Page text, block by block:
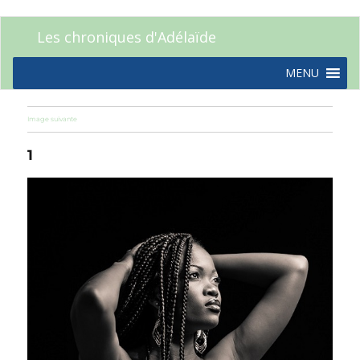
Les chroniques d'Adélaïde
MENU
Image suivante
1